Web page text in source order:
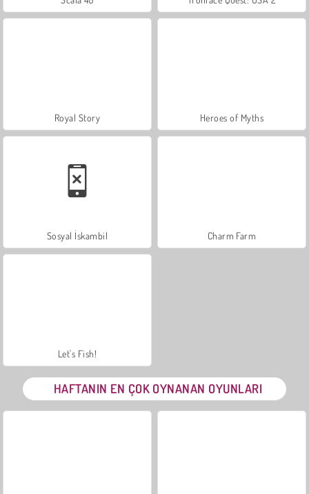
Royal Story Heroes of Myths
Sosyal İskambil Charm Farm
Let's Fish!
HAFTANIN EN ÇOK OYNANAN OYUNLARI